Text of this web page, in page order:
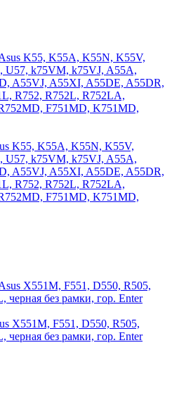
K55, K55A, K55N, K55V,
k75VM, k75VJ, A55A,
A55VJ, A55XI, A55DE, A55DR,
R752, R752L, R752LA,
F751MD, K751MD,
X551M, F551, D550, R505,
черная без рамки, гор. Enter